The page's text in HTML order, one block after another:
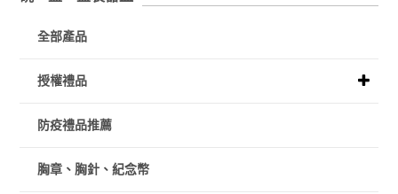
全部產品
授權禮品
防疫禮品推薦
胸章、胸針、紀念幣